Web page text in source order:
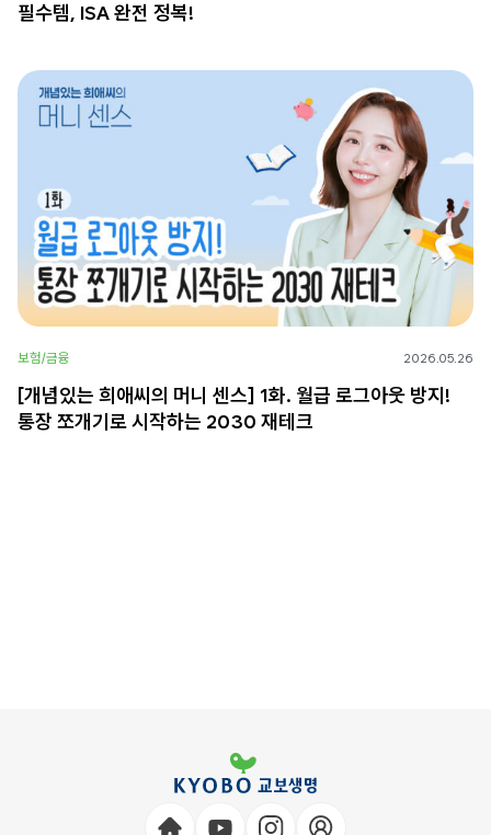
필수템, ISA 완전 정복!
보험/금융 2026.05.26
[개념있는 희애씨의 머니 센스] 1화. 월급 로그아웃 방지!
통장 쪼개기로 시작하는 2030 재테크